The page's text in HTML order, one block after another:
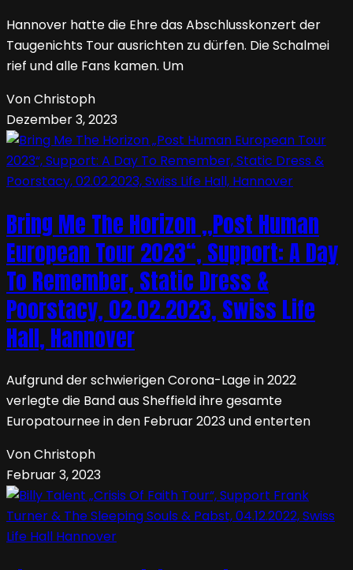
Hannover hatte die Ehre das Abschlusskonzert der
Taugenichts Tour ausrichten zu dürfen. Die Schalmei
rief und alle Fans kamen. Um
Von Christoph
Dezember 3, 2023
Bring Me The Horizon „Post Human
European Tour 2023“, Support: A Day
To Remember, Static Dress &
Poorstacy, 02.02.2023, Swiss Life
Hall, Hannover
Aufgrund der schwierigen Corona-Lage in 2022
verlegte die Band aus Sheffield ihre gesamte
Europatournee in den Februar 2023 und enterten
Von Christoph
Februar 3, 2023